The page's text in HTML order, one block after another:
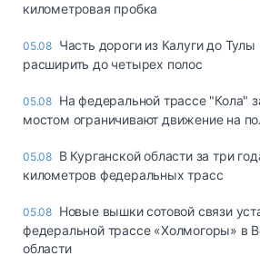
километровая пробка
05.08 Часть дороги из Калуги до
расширить до четырех полос
05.08 На федеральной трассе "Кола"
мостом ограничивают движение на
05.08 В Курганской области за три
километров федеральных трасс
05.08 Новые вышки сотовой связи
федеральной трассе «Холмогоры» в
области